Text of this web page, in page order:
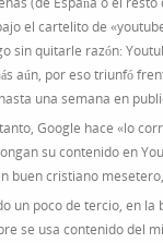
el cartelito de
sin quitarle razón:
aún, por eso triunfó
una semana en
Google hace «lo
su contenido en
buen cristiano
un poco de tercio, en
se usa contenido del